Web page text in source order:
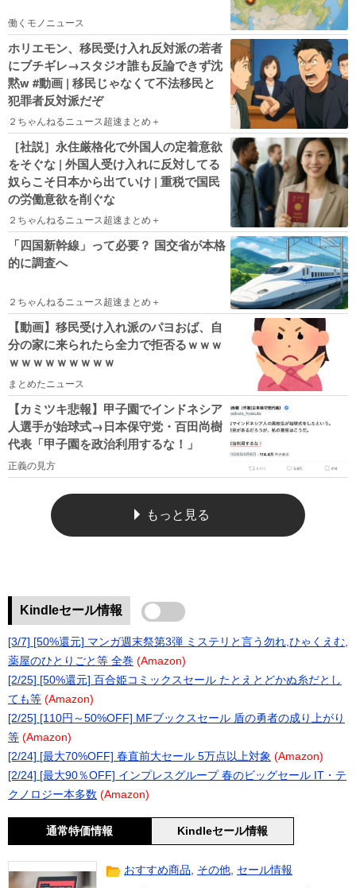
働くモノニュース
ホリエモン、移民受け入れ反対派の若者
にブチギレ→スタジオ誰も反論できず沈
黙w #動画 | 移民じゃなくて不法移民と
犯罪者反対派だぞ
２ちゃんねるニュース超速まとめ＋
［社説］永住厳格化で外国人の定着意欲
をそぐな | 外国人受け入れに反対してる
奴らこそ日本から出ていけ | 重税で国民
の労働意欲を削ぐな
２ちゃんねるニュース超速まとめ＋
「四国新幹線」って必要？ 国交省が本格
的に調査へ
２ちゃんねるニュース超速まとめ＋
【動画】移民受け入れ派のパヨおば、自
分の家に来られたら全力で拒否るｗｗｗ
ｗｗｗｗｗｗｗｗｗ
まとめたニュース
【カミツキ悲報】甲子園でインドネシア
人選手が始球式→日本保守党・百田尚樹
代表「甲子園を政治利用するな！」
正義の見方
もっと見る
Kindleセール情報
[3/7] [50%還元] マンガ週末祭第3弾 ミステリと言う勿れ,ひゃくえむ,
薬屋のひとりごと等 全巻 (Amazon)
[2/25] [50%還元] 百合姫コミックスセール たとえとどかぬ糸だとし
ても等 (Amazon)
[2/25] [110円～50%OFF] MFブックスセール 盾の勇者の成り上がり
等 (Amazon)
[2/24] [最大70%OFF] 春直前大セール 5万点以上対象 (Amazon)
[2/24] [最大90％OFF] インプレスグループ 春のビッグセール IT・テ
クノロジー本多数 (Amazon)
通常特価情報 Kindleセール情報
おすすめ商品, その他, セール情報